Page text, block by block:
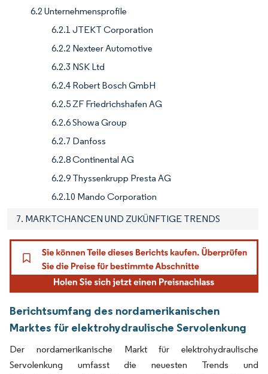
6.2 Unternehmensprofile
6.2.1 JTEKT Corporation
6.2.2 Nexteer Automotive
6.2.3 NSK Ltd
6.2.4 Robert Bosch GmbH
6.2.5 ZF Friedrichshafen AG
6.2.6 Showa Group
6.2.7 Danfoss
6.2.8 Continental AG
6.2.9 Thyssenkrupp Presta AG
6.2.10 Mando Corporation
7. MARKTCHANCEN UND ZUKÜNFTIGE TRENDS
Berichtsumfang des nordamerikanischen
Marktes für elektrohydraulische Servolenkung
Der nordamerikanische Markt für elektrohydraulische
Servolenkung umfasst die neuesten Trends und